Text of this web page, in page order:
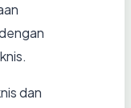
dan